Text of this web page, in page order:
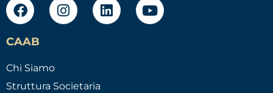
CAAB
Chi Siamo
Struttura Societaria